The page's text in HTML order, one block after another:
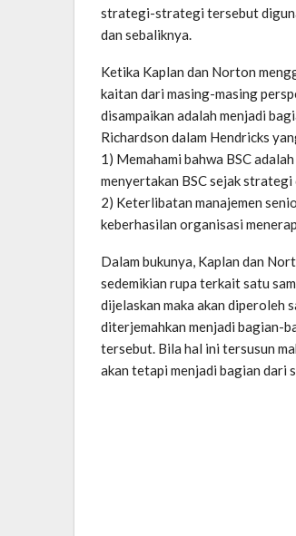
strategi-strategi tersebut
dan sebaliknya.
Ketika Kaplan dan Norton
kaitan dari masing-masing
disampaikan adalah menjadi
Richardson dalam Hendricks
1) Memahami bahwa BSC
menyertakan BSC sejak
2) Keterlibatan manajemen
keberhasilan organisasi
Dalam bukunya, Kaplan dan
sedemikian rupa terkait satu
dijelaskan maka akan diperoleh
diterjemahkan menjadi bagian-
tersebut. Bila hal ini tersusun
akan tetapi menjadi bagian dari